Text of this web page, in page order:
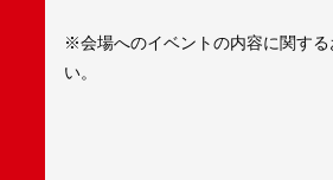
※会場へのイベントの内容に関する
い。